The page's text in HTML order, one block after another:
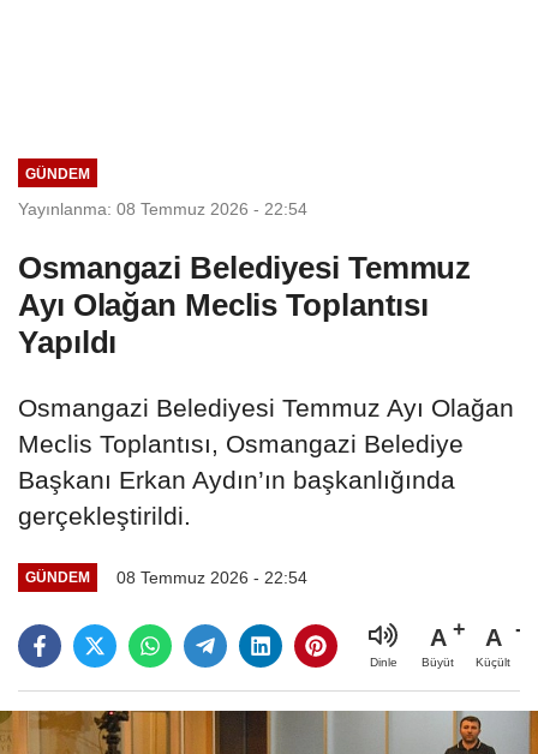
GÜNDEM
Yayınlanma: 08 Temmuz 2026 - 22:54
Osmangazi Belediyesi Temmuz
Ayı Olağan Meclis Toplantısı
Yapıldı
Osmangazi Belediyesi Temmuz Ayı Olağan
Meclis Toplantısı, Osmangazi Belediye
Başkanı Erkan Aydın’ın başkanlığında
gerçekleştirildi.
GÜNDEM 08 Temmuz 2026 - 22:54
Dinle
A
Büyüt
A
Küçült